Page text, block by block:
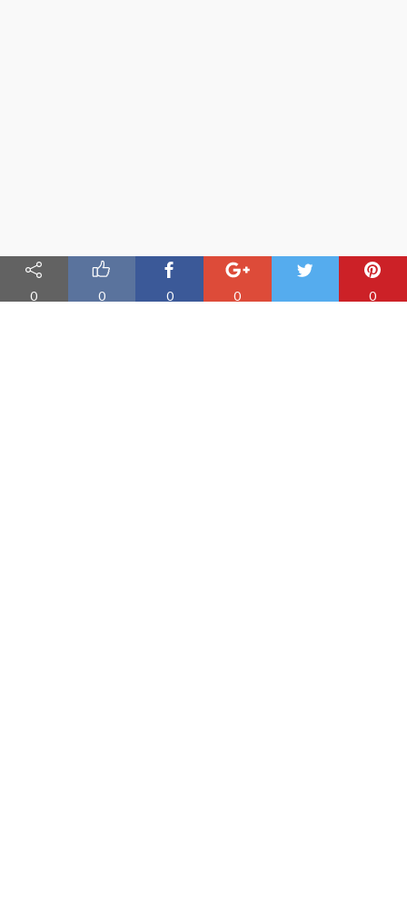
0 0 0 0 0